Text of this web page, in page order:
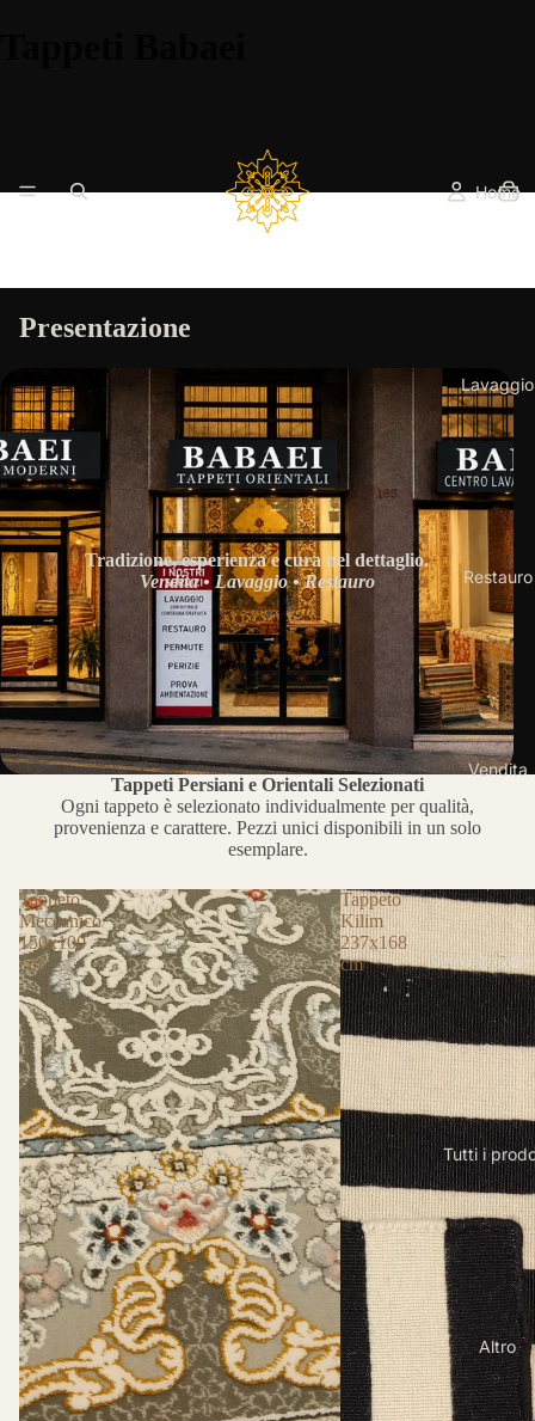
Home
Lavaggio
Restauro
Vendita
Tutte le
Tutti i
Altro
Presentazione
Tradizione, esperienza e cura nel dettaglio.
Vendita • Lavaggio • Restauro
Tappeti Persiani e Orientali Selezionati
Ogni tappeto è selezionato individualmente per qualità,
provenienza e carattere. Pezzi unici disponibili in un solo
esemplare.
Tappeto
Meccanico
150x100
cm
Tappeto
Kilim
237x168
cm